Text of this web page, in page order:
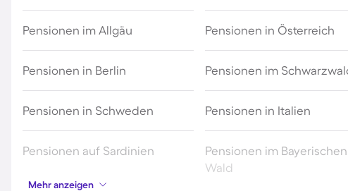
Pensionen im Allgäu Pensionen in Österreich
Pensionen in Berlin Pensionen im
Pensionen in Schweden Pensionen in Italien
Pensionen auf Sardinien
Pensionen im Bayerischen
Wald
Mehr anzeigen